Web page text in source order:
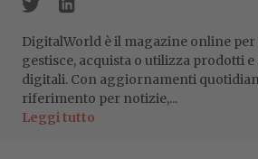
DigitalWorld è il magazine online per
gestisce, acquista o utilizza prodotti
digitali. Con aggiornamenti
riferimento per notizie,...
Leggi tutto